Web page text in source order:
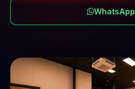
WhatsApp